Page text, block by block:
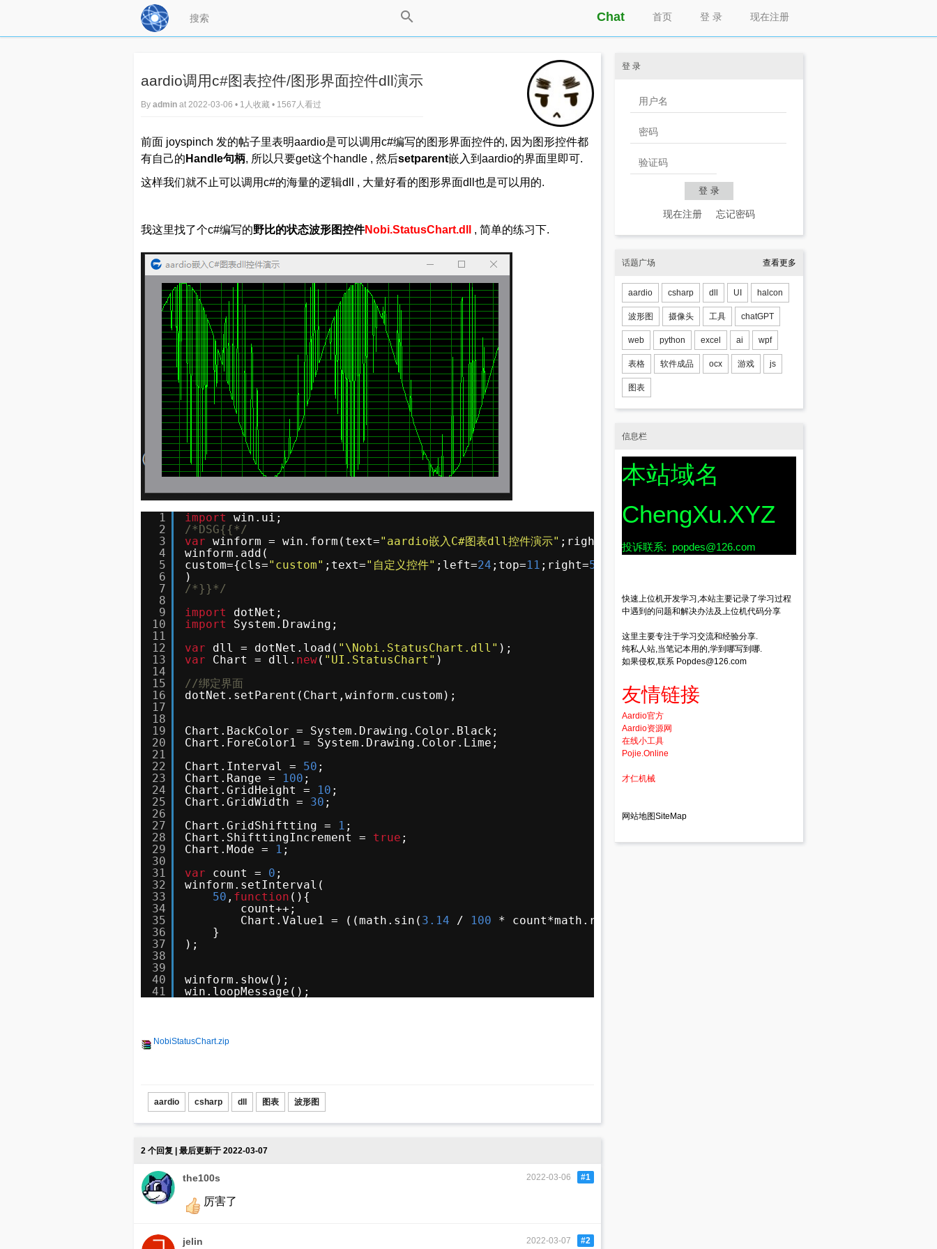
现在注册
登 录
首页
Chat
aardio调用c#图表控件/图形界面控件dll演示
By admin at 2022-03-06 • 1人收藏 • 1567人看过
前面 joyspinch 发的帖子里表明aardio是可以调用c#编写的图形界面控件的, 因为图形控件都
有自己的 Handle句柄, 所以只要get这个handle , 然后setparent嵌入到aardio的界面里即可.
这样我们就不止可以调用c#的海量的逻辑dll , 大量好看的图形界面dll也是可以用的.
我这里找了个c#编写的野比的状态波形图控件Nobi.StatusChart.dll , 简单的练习下.
1
2
3
4
5
6
7
8
9
10
11
12
13
14
15
16
17
18
19
20
21
22
23
24
25
26
27
28
29
30
31
32
33
34
35
36
37
38
39
40
41
import
win.ui;
/*DSG{{*/
var winform = win.form(text="aardio嵌入C#图表dll控件演示" ;right= 522;bottom= 311 ;bgcolor=
winform.add(
custom={cls="custom" ;text="自定义控件" ;left=24 ;top=11 ;right=507
)
/*}}*/
import
dotNet;
import
System.Drawing;
var
dll = dotNet.load( "\Nobi.StatusChart.dll" );
var
Chart = dll. new( "UI.StatusChart" )
//绑定界面
dotNet.setParent(Chart,winform.custom);
Chart.BackColor = System.Drawing.Color.Black;
Chart.ForeColor1 = System.Drawing.Color.Lime;
Chart.Interval = 50 ;
Chart.Range =
100 ;
Chart.GridHeight =
10 ;
Chart.GridWidth = 30 ;
Chart.GridShiftting =
1 ;
Chart.ShifttingIncrement = true ;
Chart.Mode =
1 ;
var
count = 0 ;
winform.setInterval(
50 , function (){
count++;
Chart.Value1 = ((math.sin( 3.14 / 100 * count*math.random(
}
);
winform.show();
win.loopMessage();
NobiStatusChart.zip
aardio csharp dll 图表 波形图
2 个回复 | 最后更新于 2022-03-07
the100s 2022-03-06 #1
厉害了
jelin 2022-03-07 #2
登 录
现在注册 忘记密码
话题广场 查看更多
aardio csharp dll UI halcon
波形图 摄像头 工具 chatGPT
web python excel ai wpf
表格 软件成品 ocx 游戏 js
图表
信息栏
本站域名
ChengXu.XYZ
投诉联系: popdes@126.com
快速上位机开发学习,本站主要记录了学习过程
中遇到的问题和解决办法及上位机代码分享
这里主要专注于学习交流和经验分享.
纯私人站,当笔记本用的,学到哪写到哪.
如果侵权,联系 Popdes@126.com
友情链接
Aardio官方
Aardio资源网
在线小工具
Pojie.Online
才仁机械
网站地图SiteMap